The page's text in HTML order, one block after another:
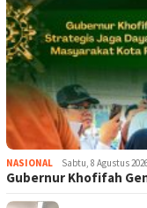
NASIONAL Sabtu, 8 Agustus
Gubernur Khofifah